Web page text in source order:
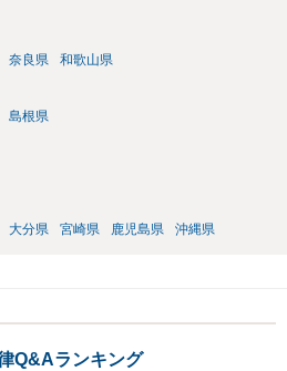
奈良県 和歌山県
島根県
大分県 宮崎県 鹿児島県 沖縄県
Q&Aランキング